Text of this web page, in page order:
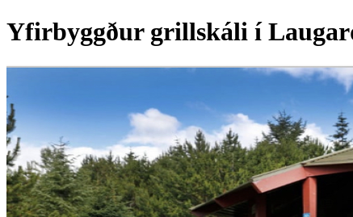
Yfirbyggður grillskáli í